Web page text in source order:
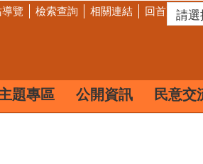
覽 檢索查詢 相關連結 回首頁
題專區 公開資訊 民意交